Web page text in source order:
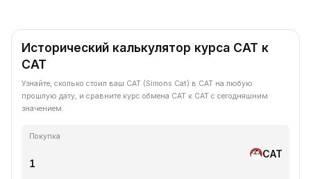
Исторический калькулятор курса CAT к
CAT
Узнайте, сколько стоил ваш CAT (Simons Cat) в CAT на любую
прошлую дату, и сравните курс обмена CAT к CAT с сегодняшним
значением.
Покупка
CAT